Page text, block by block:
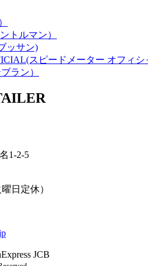
トルマン）
ッサン)
スピードメーター オフィシ
ラン）
1-2-5
日定休）